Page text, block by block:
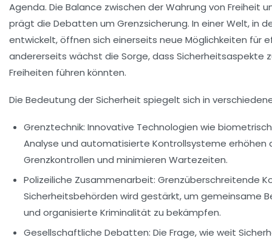
Agenda. Die Balance zwischen der Wahrung von Freiheit
prägt die Debatten um Grenzsicherung. In einer Welt, in
entwickelt, öffnen sich einerseits neue Möglichkeiten für
andererseits wächst die Sorge, dass Sicherheitsaspekte
Freiheiten führen könnten.
Die Bedeutung der Sicherheit spiegelt sich in
Grenztechnik: Innovative Technologien wie
Analyse und automatisierte Kontrollsysteme erhöhen
Grenzkontrollen und minimieren Wartezeiten.
Polizeiliche Zusammenarbeit: Grenzüberschreitende
Sicherheitsbehörden wird gestärkt, um gemeinsame
und organisierte Kriminalität zu bekämpfen.
Gesellschaftliche Debatten: Die Frage, wie weit